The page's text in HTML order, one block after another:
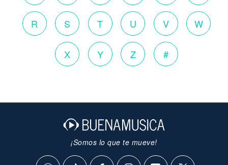
R S T U V W
X Y Z #
¡Somos lo que te mueve!